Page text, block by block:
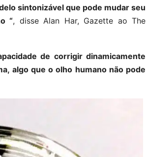
sintonizável que pode mudar seu
“, disse Alan Har, Gazette ao The
de corrigir dinamicamente
algo que o olho humano não pode